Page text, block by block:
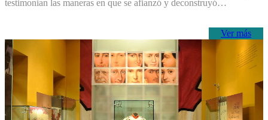
testimonian las maneras en que se afianzó y deconstruyó…
Ver más